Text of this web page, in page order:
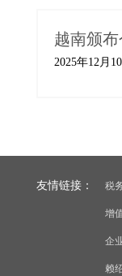
越南颁
2025年12月
友情链接： 税
增
企
赖